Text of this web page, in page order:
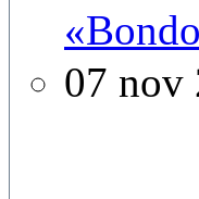
07 nov